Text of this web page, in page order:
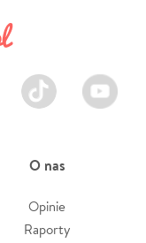
TikTok Youtube
O nas
Opinie
Raporty